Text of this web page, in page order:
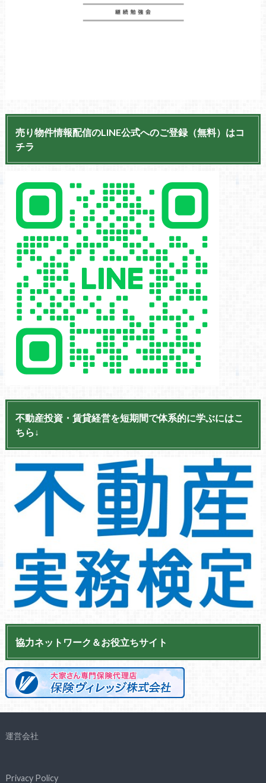
売り物件情報配信のLINE公式へのご登録（無料）はコ
チラ
不動産投資・賃貸経営を短期間で体系的に学ぶにはこ
ちら↓
協力ネットワーク＆お役立ちサイト
運営会社
Privacy Policy